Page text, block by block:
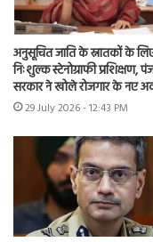
अनुसूचित जाति के स्नातकों के
निःशुल्क स्टेनोग्राफी प्रशिक्षण,
सरकार ने खोले रोजगार के नए
29 July 2026 - 12:43 PM